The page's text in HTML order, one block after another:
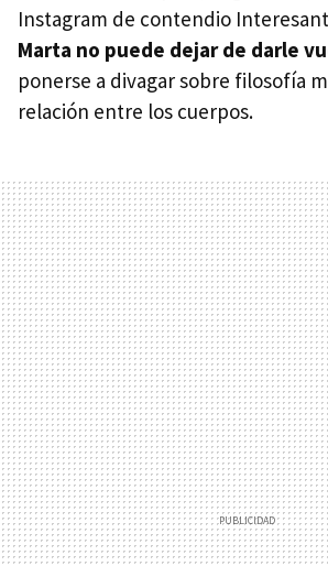
Instagram de contendio
Marta no puede dejar de darle
ponerse a divagar sobre filosofía
relación entre los cuerpos.